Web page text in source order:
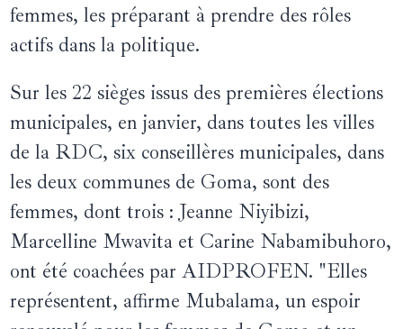
femmes, les préparant à prendre des rôles
actifs dans la politique.
Sur les 22 sièges issus des premières élections
municipales, en janvier, dans toutes les villes
de la RDC, six conseillères municipales, dans
les deux communes de Goma, sont des
femmes, dont trois : Jeanne Niyibizi,
Marcelline Mwavita et Carine Nabamibuhoro,
ont été coachées par AIDPROFEN. "Elles
représentent, affirme Mubalama, un espoir